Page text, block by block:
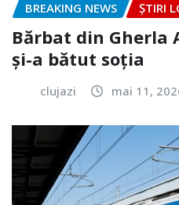
BREAKING NEWS ȘTIRI
Bărbat din Gherla
și-a bătut soția
clujazi mai 11,